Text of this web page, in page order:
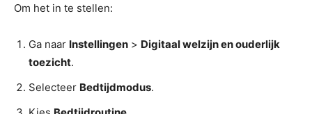
Om het in te stellen:
Ga naar Instellingen > Digitaal welzijn en ouderlijk
toezicht.
Selecteer Bedtijdmodus.